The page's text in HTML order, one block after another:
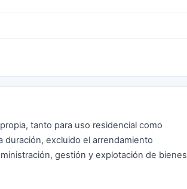
tanto para uso residencial como
duración, excluido el arrendamiento
gestión y explotación de bienes